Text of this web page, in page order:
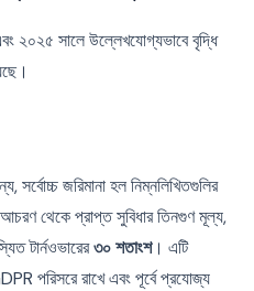
২০২৫ সালে উল্লেখযোগ্যভাবে বৃদ্ধি
সর্বোচ্চ জরিমানা হল নিম্নলিখিতগুলির
থেকে প্রাপ্ত সুবিধার তিনগুণ মূল্য,
টার্নওভারের৩০ শতাংশ। এটি
পরিসরে রাখে এবং পূর্বে প্রযোজ্য